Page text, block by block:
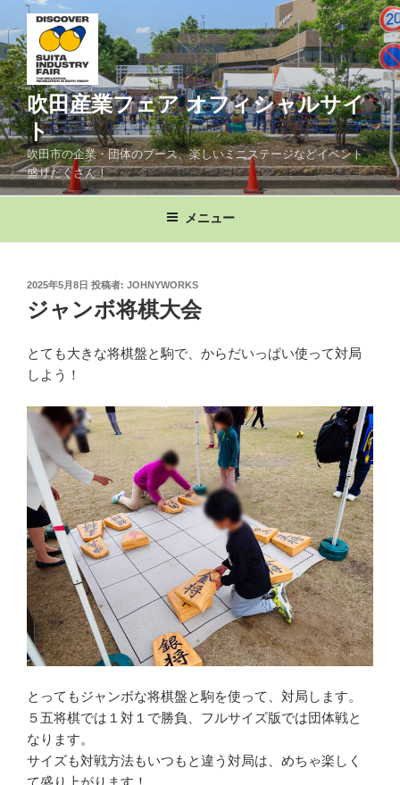
ン
テ
ン
ツ
へ
ス
キ
ッ
吹田産業フェア オフィシャルサイ
ト
吹田市の企業・団体のブース、楽しいミニステージなどイベント
盛りだくさん！
メニュー
投
稿
日:
2025年5月8日 投稿者: JOHNYWORKS
ジャンボ将棋大会
とても大きな将棋盤と駒で、からだいっぱい使って対局
しよう！
とってもジャンボな将棋盤と駒を使って、対局します。
５五将棋では１対１で勝負、フルサイズ版では団体戦と
なります。
サイズも対戦方法もいつもと違う対局は、めちゃ楽しく